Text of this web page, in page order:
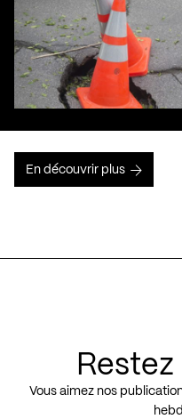
En découvrir plus
Vous aimez nos